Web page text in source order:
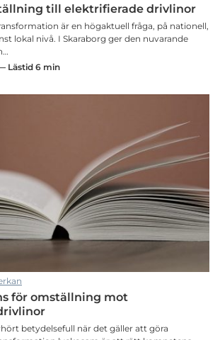
till elektrifierade drivlinor
är en högaktuell fråga, på nationell,
lokal nivå. I Skaraborg ger den nuvarande
Lästid 6 min
för omställning mot
betydelsefull när det gäller att göra